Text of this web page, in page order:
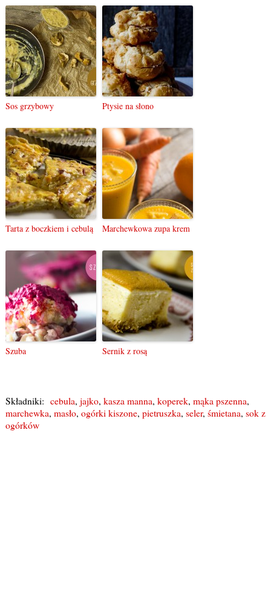
Sos grzybowy Ptysie na słono
Tarta z boczkiem i cebulą Marchewkowa zupa krem
Szuba Sernik z rosą
Składniki: cebula, jajko, kasza manna, koperek, mąka pszenna,
marchewka, masło, ogórki kiszone, pietruszka, seler, śmietana, sok z
ogórków